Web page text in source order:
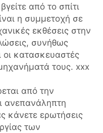
από το σπίτι
η συμμετοχή σε
εκθέσεις στην
συνήθως
οι κατασκευαστές
τους. xxx
από την
ανεπανάληπτη
κάνετε ερωτήσεις
των